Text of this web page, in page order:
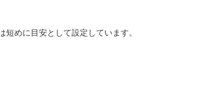
めに目安として設定しています。